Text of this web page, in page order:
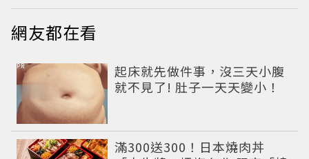
網友都在看
起床就先做件事，沒三天小腹
就不見了! 肚子一天天變小！
PR
滿300送300！日本燒肉丼